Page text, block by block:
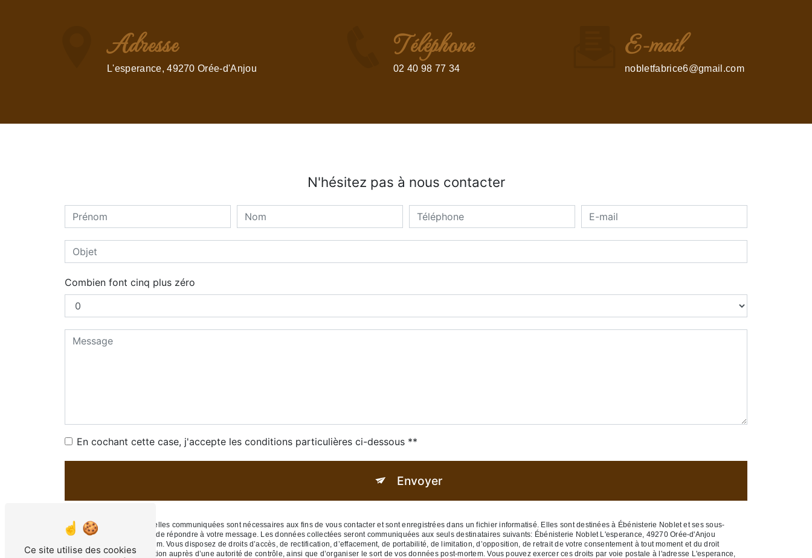
Adresse
L'esperance, 49270 Orée-d'Anjou
Téléphone
02 40 98 77 34
E-mail
nobletfabrice6@gmail.com
N'hésitez pas à nous contacter
Combien font cinq plus zéro
En cochant cette case, j'accepte les conditions particulières ci-dessous **
Envoyer
** Les données personnelles communiquées sont nécessaires aux fins de vous contacter et sont enregistrées dans un fichier informatisé. Elles sont destinées à Ébénisterie Noblet et ses sous-
traitants dans le seul but de répondre à votre message. Les données collectées seront communiquées aux seuls destinataires suivants: Ébénisterie Noblet L'esperance, 49270 Orée-d'Anjou
nobletfabrice6@gmail.com. Vous disposez de droits d’accès, de rectification, d’effacement, de portabilité, de limitation, d’opposition, de retrait de votre consentement à tout moment et du droit
d’introduire une réclamation auprès d’une autorité de contrôle, ainsi que d’organiser le sort de vos données post-mortem. Vous pouvez exercer ces droits par voie postale à l'adresse L'esperance,
Ce site utilise des cookies